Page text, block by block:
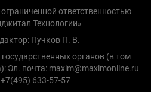
ответственностью
Технологии»
Пучков П. В.
органов (в том
Эл. почта: maxim@maximonline.ru
633-57-57